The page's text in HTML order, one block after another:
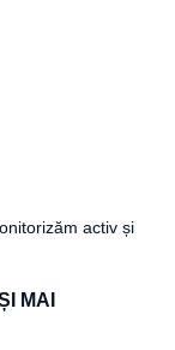
activ și
MAI